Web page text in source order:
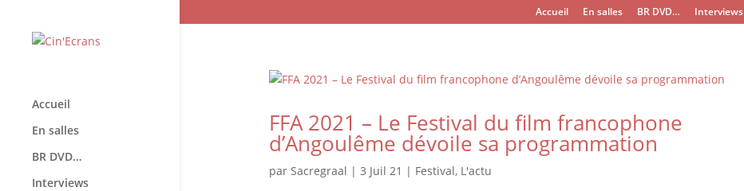
Accueil En salles BR DVD… Interviews
Accueil
En salles
BR DVD…
Interviews
FFA 2021 – Le Festival du film francophone
d’Angoulême dévoile sa programmation
par Sacregraal | 3 Juil 21 | Festival, L'actu